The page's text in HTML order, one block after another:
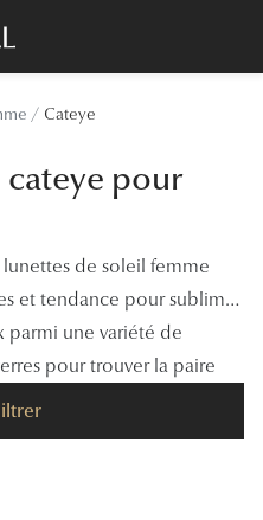
Examen
Onesight
Cateye
cateye pour
de soleil femme
et tendance pour sublimer
parmi une variété de
pour trouver la paire
et à votre style.